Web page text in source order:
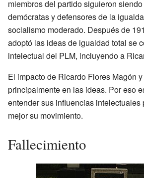
miembros del partido siguieron
demócratas y defensores de la
socialismo moderado. Después de
adoptó las ideas de igualdad total se
intelectual del PLM, incluyendo a
El impacto de Ricardo Flores Magón
principalmente en las ideas. Por eso
entender sus influencias intelectuales
mejor su movimiento.
Fallecimiento